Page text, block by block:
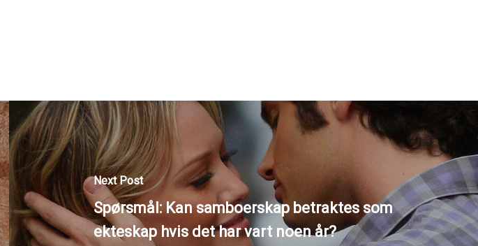
Next Post
Spørsmål: Kan samboerskap betraktes som
ekteskap hvis det har vart noen år?